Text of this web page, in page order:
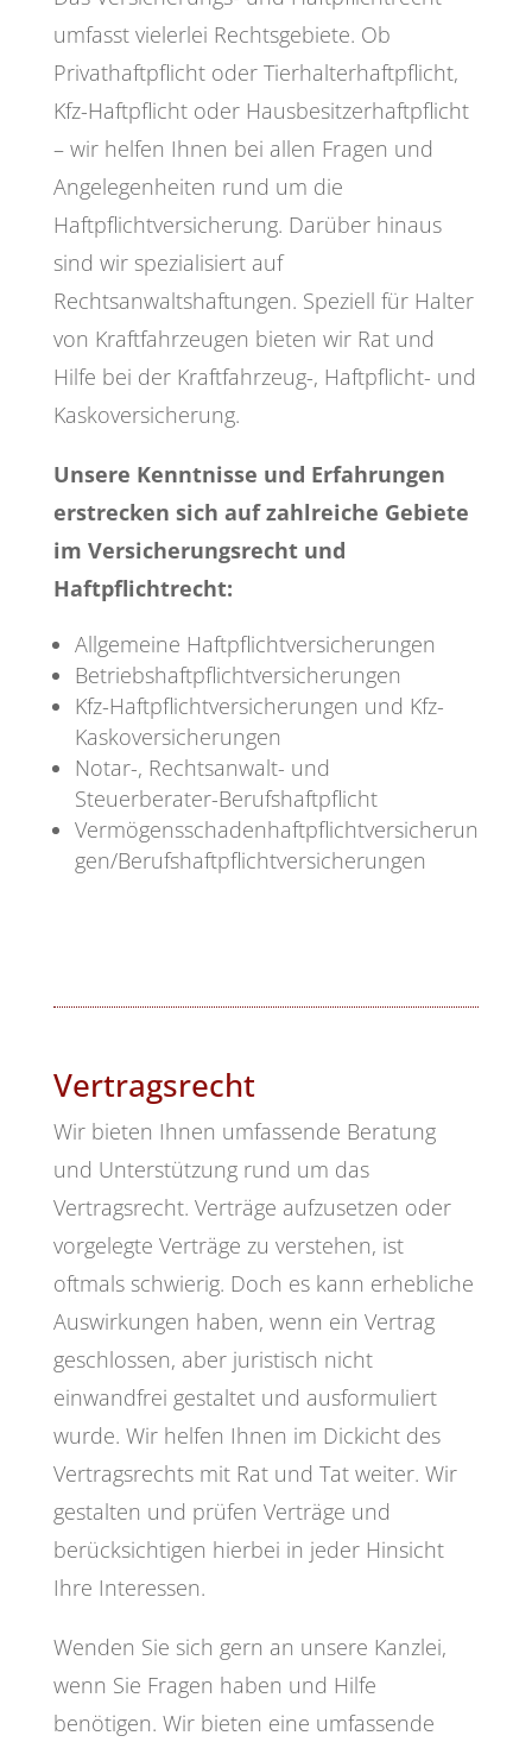
umfasst vielerlei Rechtsgebiete. Ob
Privathaftpflicht oder Tierhalterhaftpflicht,
Kfz-Haftpflicht oder Hausbesitzerhaftpflicht
– wir helfen Ihnen bei allen Fragen und
Angelegenheiten rund um die
Haftpflichtversicherung. Darüber hinaus
sind wir spezialisiert auf
Rechtsanwaltshaftungen. Speziell für Halter
von Kraftfahrzeugen bieten wir Rat und
Hilfe bei der Kraftfahrzeug-, Haftpflicht- und
Kaskoversicherung.
Unsere Kenntnisse und Erfahrungen
erstrecken sich auf zahlreiche Gebiete
im Versicherungsrecht und
Haftpflichtrecht:
Allgemeine Haftpflichtversicherungen
Betriebshaftpflichtversicherungen
Kfz-Haftpflichtversicherungen und Kfz-
Kaskoversicherungen
Notar-, Rechtsanwalt- und
Steuerberater-Berufshaftpflicht
Vermögensschadenhaftpflichtversicherun
gen/Berufshaftpflichtversicherungen
Vertragsrecht
Wir bieten Ihnen umfassende Beratung
und Unterstützung rund um das
Vertragsrecht. Verträge aufzusetzen oder
vorgelegte Verträge zu verstehen, ist
oftmals schwierig. Doch es kann erhebliche
Auswirkungen haben, wenn ein Vertrag
geschlossen, aber juristisch nicht
einwandfrei gestaltet und ausformuliert
wurde. Wir helfen Ihnen im Dickicht des
Vertragsrechts mit Rat und Tat weiter. Wir
gestalten und prüfen Verträge und
berücksichtigen hierbei in jeder Hinsicht
Ihre Interessen.
Wenden Sie sich gern an unsere Kanzlei,
wenn Sie Fragen haben und Hilfe
benötigen. Wir bieten eine umfassende